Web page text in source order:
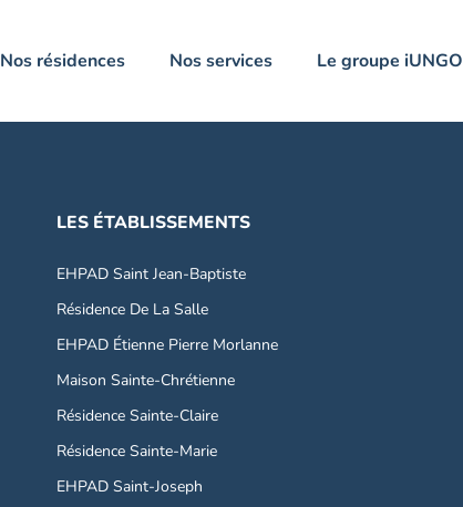
Nos résidences Nos services Le groupe iUNGO
LES ÉTABLISSEMENTS
EHPAD Saint Jean-Baptiste
Résidence De La Salle
EHPAD Étienne Pierre Morlanne
Maison Sainte-Chrétienne
Résidence Sainte-Claire
Résidence Sainte-Marie
EHPAD Saint-Joseph